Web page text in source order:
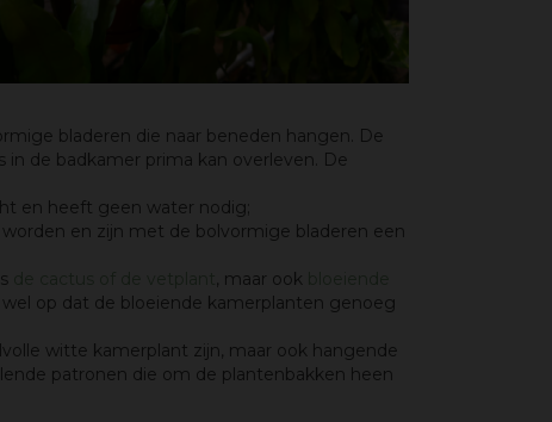
bladeren die naar beneden hangen. De
de badkamer prima kan overleven. De
en heeft geen water nodig;
en zijn met de bolvormige bladeren een
, maar ook
op dat de bloeiende kamerplanten genoeg
witte kamerplant zijn, maar ook hangende
patronen die om de plantenbakken heen